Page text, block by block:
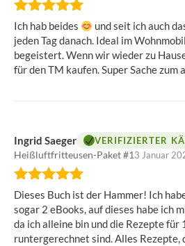
Bewertung:
5
von
5
Sternen
Ich hab beides
und seit ich auch
jeden Tag danach. Ideal im
begeistert. Wenn wir wieder zu
für den TM kaufen. Super Sache zum
Ingrid Saeger VERIFIZIERTER
Heißluftfritteusen-Paket #13 Januar
Bewertung:
5
von
5
Sternen
Dieses Buch ist der Hammer! Ich
sogar 2 eBooks, auf dieses habe ich
da ich alleine bin und die Rezepte für
runtergerechnet sind. Alles Rezepte,